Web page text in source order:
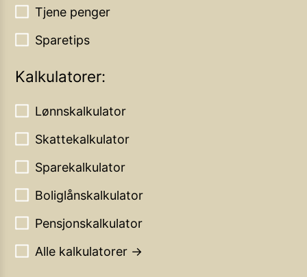
Tjene penger
Sparetips
Kalkulatorer:
Lønnskalkulator
Skattekalkulator
Sparekalkulator
Boliglånskalkulator
Pensjonskalkulator
Alle kalkulatorer →